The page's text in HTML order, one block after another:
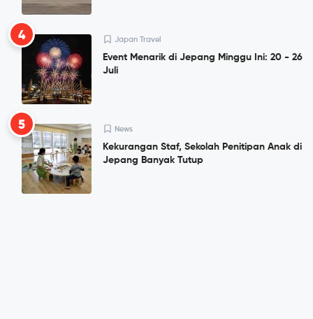
4 Japan Travel
Event Menarik di Jepang Minggu Ini: 20 - 26
Juli
5 News
Kekurangan Staf, Sekolah Penitipan Anak di
Jepang Banyak Tutup